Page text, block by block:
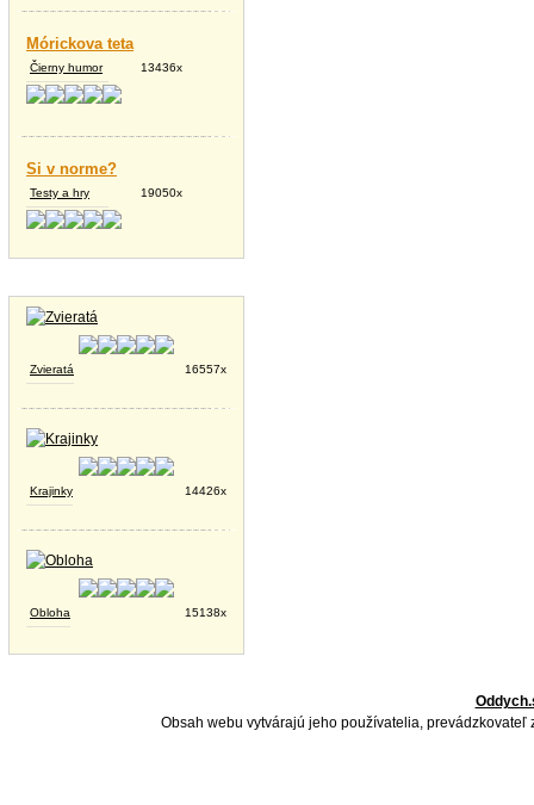
Mórickova teta
Čierny humor 13436x
Si v norme?
Testy a hry 19050x
Zvieratá 16557x
Krajinky 14426x
Obloha 15138x
Obsah webu vytvárajú jeho používatelia,